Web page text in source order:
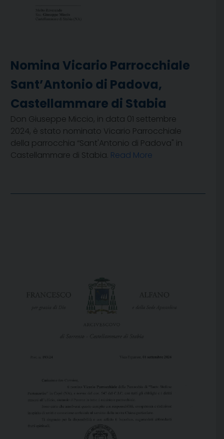
Nomina Vicario Parrocchiale
Sant’Antonio di Padova,
Castellammare di Stabia
Don Giuseppe Miccio, in data 01 settembre
2024, è stato nominato Vicario Parrocchiale
della parrocchia “Sant'Antonio di Padova" in
Castellammare di Stabia. Read More